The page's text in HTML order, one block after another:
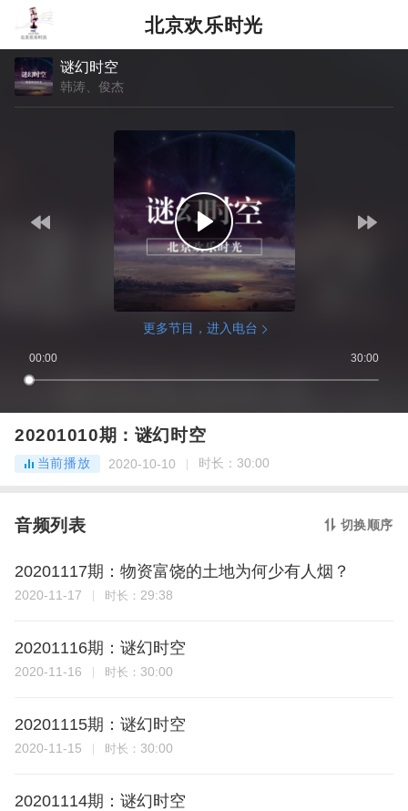
北京欢乐时光
谜幻时空
韩涛、俊杰
更多节目，进入电台
00:00 30:00
20201010期：谜幻时空
当前播放 2020-10-10 时长： 30:00
音频列表 切换顺序
20201117期：物资富饶的土地为何少有人烟？
2020-11-17 时长： 29:38
20201116期：谜幻时空
2020-11-16 时长： 30:00
20201115期：谜幻时空
2020-11-15 时长： 30:00
20201114期：谜幻时空